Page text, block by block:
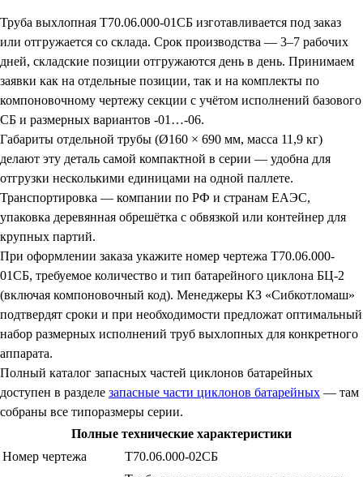
Труба выхлопная Т70.06.000-01СБ изготавливается под заказ
или отгружается со склада. Срок производства — 3–7 рабочих
дней, складские позиции отгружаются день в день. Принимаем
заявки как на отдельные позиции, так и на комплекты по
компоновочному чертежу секции с учётом исполнений базового
СБ и размерных вариантов -01…-06.
Габариты отдельной трубы (Ø160 × 690 мм, масса 11,9 кг)
делают эту деталь самой компактной в серии — удобна для
отгрузки несколькими единицами на одной паллете.
Транспортировка — компании по РФ и странам ЕАЭС,
упаковка деревянная обрешётка с обвязкой или контейнер для
крупных партий.
При оформлении заказа укажите номер чертежа Т70.06.000-
01СБ, требуемое количество и тип батарейного циклона БЦ-2
(включая компоновочный код). Менеджеры КЗ «Сибкотломаш»
подтвердят сроки и при необходимости предложат оптимальный
набор размерных исполнений труб выхлопных для конкретного
аппарата.
Полный каталог запасных частей циклонов батарейных
доступен в разделе запасные части циклонов батарейных — там
собраны все типоразмеры серии.
Полные технические характеристики
Номер чертежа
Т70.06.000-02СБ